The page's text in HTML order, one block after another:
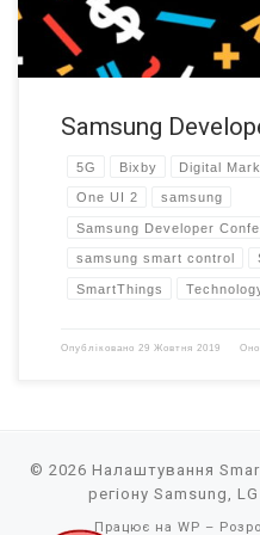
Samsung
5G Bixby Digital
One UI 2 samsung
Samsung Developer
samsung smart control
SmartThings
Опубліковано 29 Жовтня 2019
© 2026 Налаштування
регіону Samsung, LG
Працює на WP –